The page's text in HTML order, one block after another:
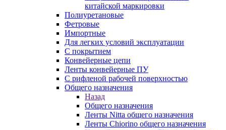
китайской маркировки
Полиуретановые
Фетровые
Импортные
Для легких условий эксплуатации
С покрытием
Конвейерные цепи
Ленты конвейерные ПУ
С рифленой рабочей поверхностью
Общего назначения
Назад
Общего назначения
Ленты Nitta общего назначения
Ленты Chiorino общего назначения